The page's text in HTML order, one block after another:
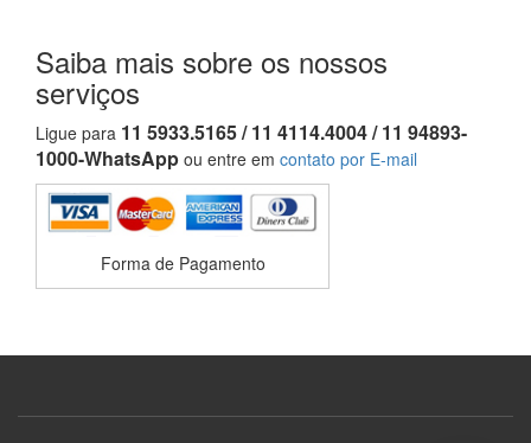
Saiba mais sobre os nossos
serviços
Ligue para 11 5933.5165 / 11 4114.4004 / 11 94893-
1000-WhatsApp ou entre em contato por E-mail
Forma de Pagamento